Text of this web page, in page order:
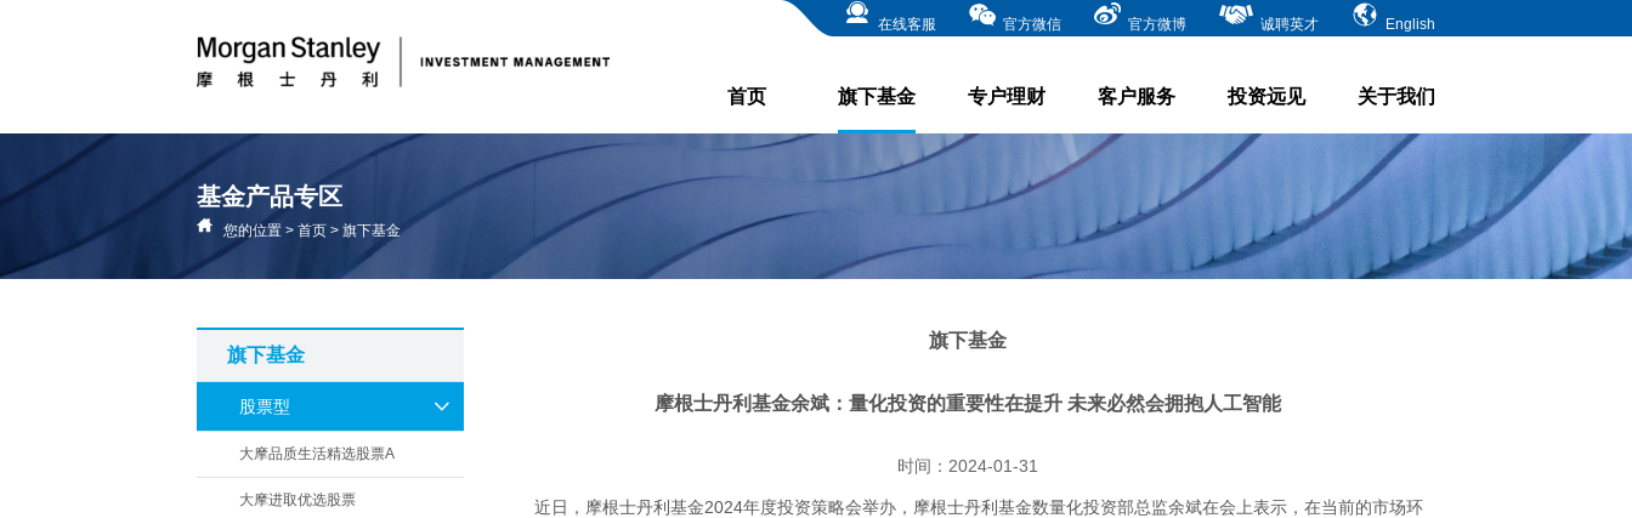
在线客服 官方微信 官方微博 诚聘英才 English
首页 旗下基金 专户理财 客户服务 投资远见 关于我们
基金产品专区
您的位置 > 首页 > 旗下基金
旗下基金
股票型
大摩品质生活精选股票A
大摩进取优选股票
旗下基金
摩根士丹利基金余斌：量化投资的重要性在提升 未来必然会拥抱人工智能
时间：2024-01-31
近日，摩根士丹利基金2024年度投资策略会举办，摩根士丹利基金数量化投资部总监余斌在会上表示，在当前的市场环